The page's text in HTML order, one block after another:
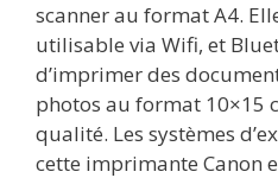
scanner au format A4.
utilisable via Wifi, et
d’imprimer des
photos au format 10×15
qualité. Les systèmes
cette imprimante Canon